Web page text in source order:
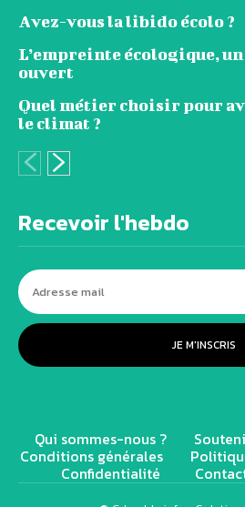
Avez-vous la libido écolo ?
L’empreinte écologique,
ouvert
Quel métier choisir pour
le climat ?
Recevoir l'hebdo
JE M'INSCRIS
Qui sommes-nous ?
Conditions générales
Confidentialité